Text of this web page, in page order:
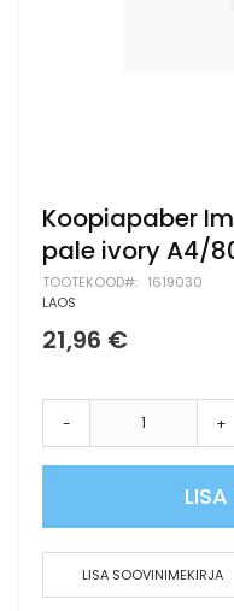
Skip
to
the
beginning
of
images
Koopiapaber
pale ivory A4/
TOOTEKOOD
1619030
LAOS
21,96 €
- +
LISA SOOVINIMEKIRJA